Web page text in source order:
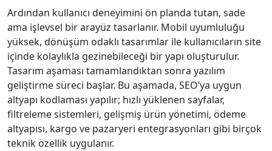
Ardından kullanıcı deneyimini ön planda tutan, sade
ama işlevsel bir arayüz tasarlanır. Mobil uyumluluğu
yüksek, dönüşüm odaklı tasarımlar ile kullanıcıların site
içinde kolaylıkla gezinebileceği bir yapı oluşturulur.
Tasarım aşaması tamamlandıktan sonra yazılım
geliştirme süreci başlar. Bu aşamada, SEO’ya uygun
altyapı kodlaması yapılır; hızlı yüklenen sayfalar,
filtreleme sistemleri, gelişmiş ürün yönetimi, ödeme
altyapısı, kargo ve pazaryeri entegrasyonları gibi birçok
teknik özellik uygulanır.